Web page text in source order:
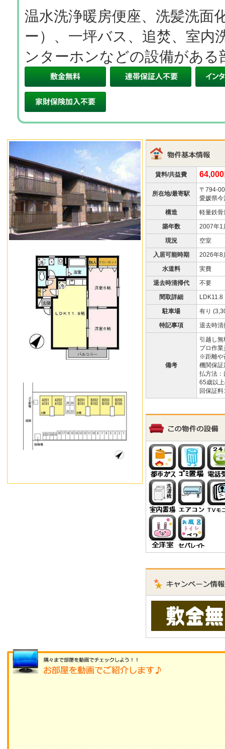
温水洗浄暖房便座、洗髪洗面
ー）、一坪バス、追焚、室内
ンターホンなどの設備がある
賃料/共益費
所在地/最寄駅
〒794-
愛媛県
構造
軽量鉄骨
築年数
2007年
現況
空室
入居可能時期
2026年8
水道料
実費
退去時清掃代
不要
間取詳細
駐車場
有り
特記事項
退去時
備考
引越し
プロ作
※距離や
機関保
払方法
65歳以
回保証